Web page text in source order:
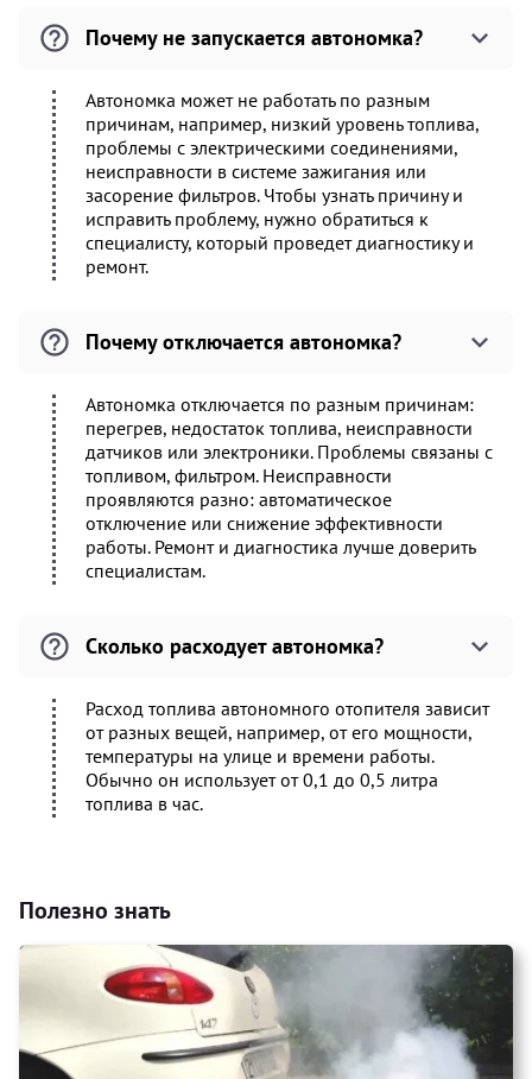
Почему не запускается автономка?
Автономка может не работать по разным
причинам, например, низкий уровень топлива,
проблемы с электрическими соединениями,
неисправности в системе зажигания или
засорение фильтров. Чтобы узнать причину и
исправить проблему, нужно обратиться к
специалисту, который проведет диагностику и
ремонт.
Почему отключается автономка?
Автономка отключается по разным причинам:
перегрев, недостаток топлива, неисправности
датчиков или электроники. Проблемы связаны с
топливом, фильтром. Неисправности
проявляются разно: автоматическое
отключение или снижение эффективности
работы. Ремонт и диагностика лучше доверить
специалистам.
Сколько расходует автономка?
Расход топлива автономного отопителя зависит
от разных вещей, например, от его мощности,
температуры на улице и времени работы.
Обычно он использует от 0,1 до 0,5 литра
топлива в час.
Полезно знать